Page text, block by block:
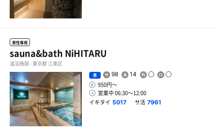
男性専用
sauna&bath NiHITARU
温浴施設 - 東京都 江東区
男 98 14
950円〜
営業中 06:30〜12:00
イキタイ 5017 サ活 7961